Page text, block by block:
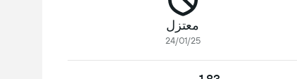
معتزل
24/01/25